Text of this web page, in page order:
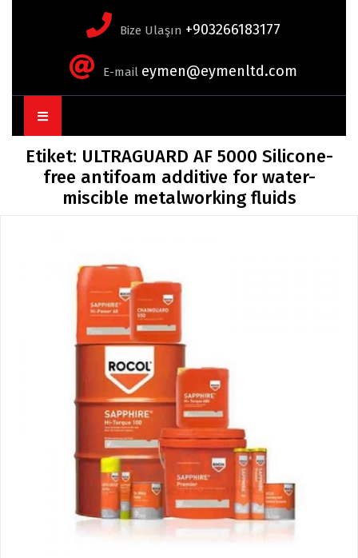
Bize Ulaşın +903266183177
E-mail eymen@eymenltd.com
Button
Etiket: ULTRAGUARD AF 5000 Silicone-
free antifoam additive for water-
miscible metalworking fluids